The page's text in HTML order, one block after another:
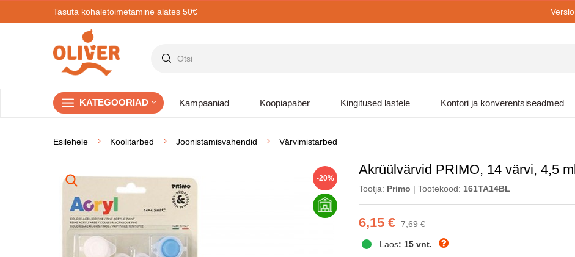
Tasuta kohaletoimetamine alates 50€ Verslo
KATEGOORIAD Kampaaniad Koopiapaber Kingitused lastele Kontori ja konverentsiseadmed
Esilehele Koolitarbed Joonistamisvahendid Värvimistarbed
-20%
Akrüülvärvid PRIMO, 14 värvi, 4,5 ml
Tootja: Primo | Tootekood: 161TA14BL
6,15 € 7,69 €
Laos: 15 vnt.